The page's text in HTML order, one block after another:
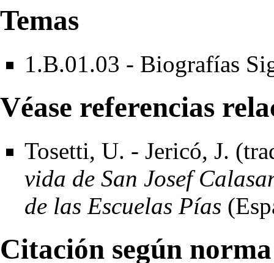
Temas
1.B.01.03 - Biografías
Véase referencias
Tosetti, U. - Jericó, J.
vida de San Josef
de las Escuelas Pías
Citación según